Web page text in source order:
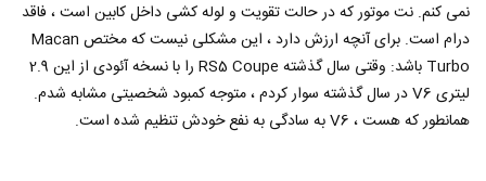
نمی کنم. نت موتور که در حالت تقویت و لوله کشی داخل کابین است ، فاقد
درام است. برای آنچه ارزش دارد ، این مشکلی نیست که مختص Macan
Turbo باشد: وقتی سال گذشته RS5 Coupe را با نسخه آئودی از این 2.9
لیتری V6 در سال گذشته سوار کردم ، متوجه کمبود شخصیتی مشابه شدم.
همانطور که هست ، V6 به سادگی به نفع خودش تنظیم شده است.